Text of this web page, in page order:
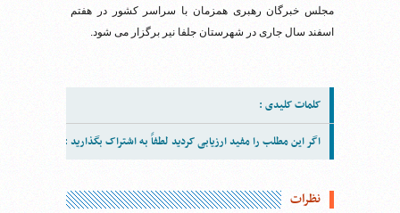
مجلس خبرگان رهبری همزمان با سراسر کشور در هفتم
اسفند سال جاری در شهرستان جلفا نیر برگزار می شود.
کلمات کلیدی :
اگر این مطلب را مفید ارزیابی کردید لطفاً به اشتراک بگذارید :
نظرات